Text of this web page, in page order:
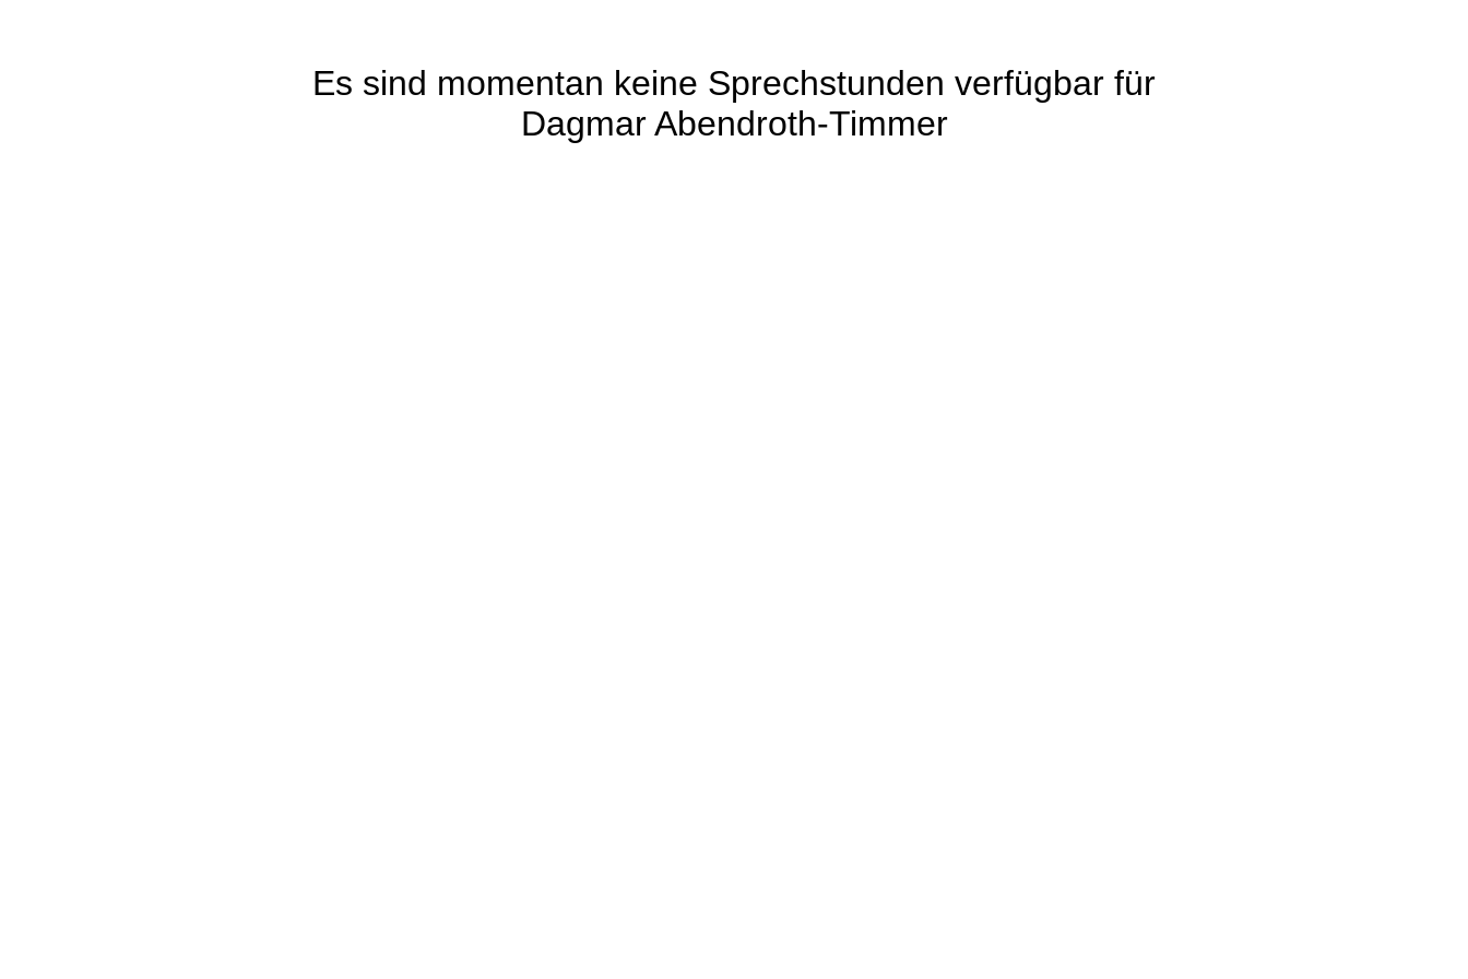
Es sind momentan keine Sprechstunden verfügbar für
Dagmar Abendroth-Timmer